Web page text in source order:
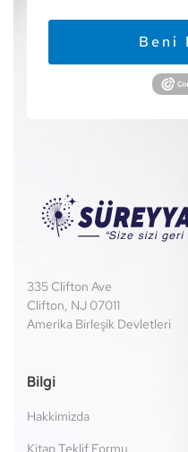
Beni
335 Clifton Ave
Clifton, NJ 07011
Amerika Birleşik Devletleri
Bilgi
Hakkimizda
Kitap Teklif Formu